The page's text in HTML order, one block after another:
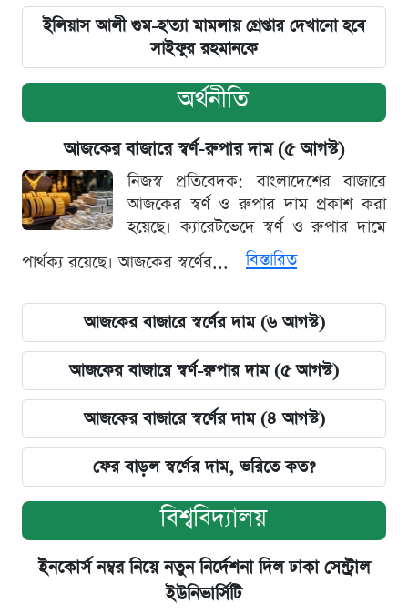
ইলিয়াস আলী গুম-হ'ত্যা মামলায় গ্রেপ্তার দেখানো হবে
সাইফুর রহমানকে
অর্থনীতি
আজকের বাজারে স্বর্ণ-রুপার দাম (৫ আগস্ট)
নিজস্ব প্রতিবেদক: বাংলাদেশের বাজারে
আজকের স্বর্ণ ও রুপার দাম প্রকাশ করা
হয়েছে। ক্যারেটভেদে স্বর্ণ ও রুপার দামে
পার্থক্য রয়েছে। আজকের স্বর্ণের...
বিস্তারিত
আজকের বাজারে স্বর্ণের দাম (৬ আগস্ট)
আজকের বাজারে স্বর্ণ-রুপার দাম (৫ আগস্ট)
আজকের বাজারে স্বর্ণের দাম (৪ আগস্ট)
ফের বাড়ল স্বর্ণের দাম, ভরিতে কত?
বিশ্ববিদ্যালয়
ইনকোর্স নম্বর নিয়ে নতুন নির্দেশনা দিল ঢাকা সেন্ট্রাল
ইউনিভার্সিটি